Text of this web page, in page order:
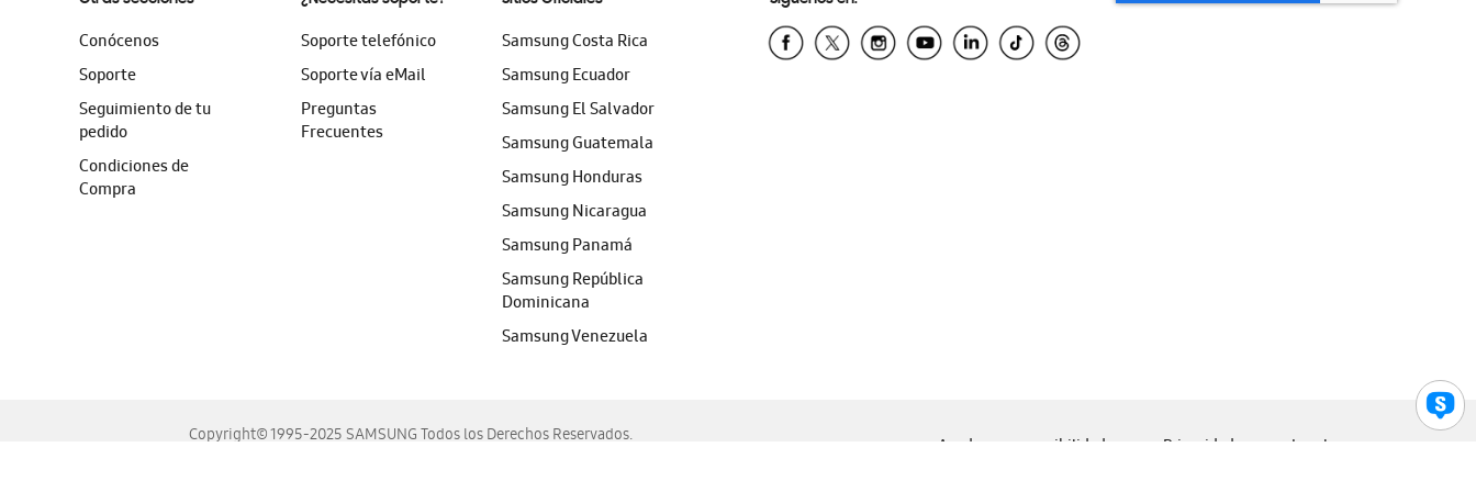
Conócenos
Soporte
Seguimiento de tu
pedido
Condiciones de
Compra
Soporte telefónico
Soporte vía eMail
Preguntas
Frecuentes
Samsung Costa Rica
Samsung Ecuador
Samsung El Salvador
Samsung Guatemala
Samsung Honduras
Samsung Nicaragua
Samsung Panamá
Samsung República
Dominicana
Samsung Venezuela
Copyright© 1995-2025 SAMSUNG Todos los Derechos Reservados.
Ayuda para accesibilidad Privacidad Legal